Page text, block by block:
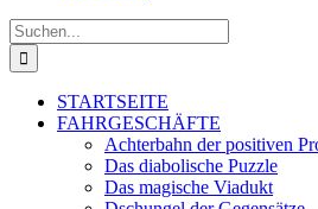
Suche
nach:
STARTSEITE
FAHRGESCHÄFTE
Achterbahn der positiven
Das diabolische Puzzle
Das magische Viadukt